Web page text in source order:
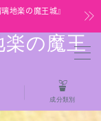
地楽の魔王城』
の魔王
成分類別